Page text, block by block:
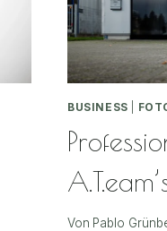
BUSINESS
Von Pablo